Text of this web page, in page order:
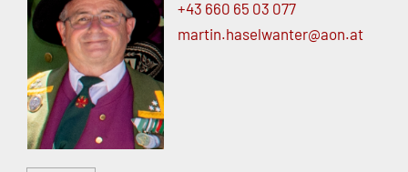
+43 660 65 03 077
martin.haselwanter@aon.at